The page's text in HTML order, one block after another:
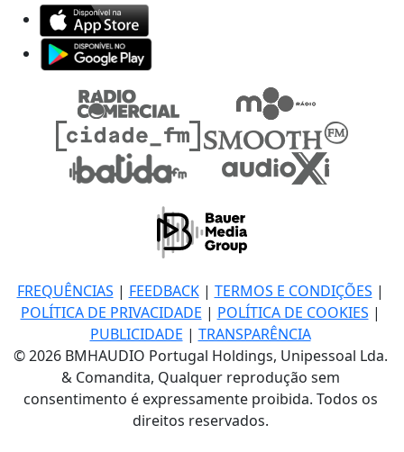
FREQUÊNCIAS | FEEDBACK| TERMOS E CONDIÇÕES |
POLÍTICA DE PRIVACIDADE | POLÍTICA DE COOKIES |
PUBLICIDADE | TRANSPARÊNCIA
© 2026 BMHAUDIO Portugal Holdings, Unipessoal Lda.
& Comandita, Qualquer reprodução sem
consentimento é expressamente proibida. Todos os
direitos reservados.